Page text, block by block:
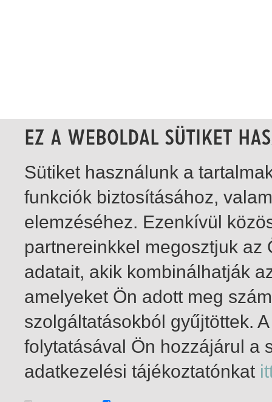
1-1 / total 1 hit
Sütiket használunk a
funkciók biztosításához,
elemzéséhez. Ezenkívül
partnereinkkel megosztjuk
adatait, akik kombinálhatják
amelyeket Ön adott meg
szolgáltatásokból gyűjtöttek.
folytatásával Ön hozzájárul a
adatkezelési tájékoztatónkat